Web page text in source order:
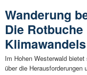
Wanderung
Die
Klimawandels
Im Hohen Westerwald
über die Herausforderungen